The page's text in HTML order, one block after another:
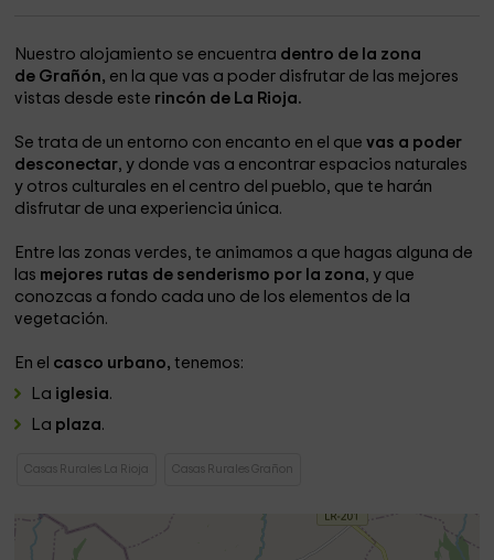
Nuestro alojamiento se encuentra dentro de la zona
de Grañón, en la que vas a poder disfrutar de las mejores
vistas desde este rincón de La Rioja.
Se trata de un entorno con encanto en el quevas a poder
desconectar, y donde vas a encontrar espacios naturales
y otros culturales en el centro del pueblo, que te harán
disfrutar de una experiencia única.
Entre las zonas verdes, te animamos a que hagas alguna de
las mejores rutas de senderismo por la zona, y que
conozcas a fondo cada uno de los elementos de la
vegetación.
En el casco urbano, tenemos:
La iglesia.
La plaza.
Casas Rurales La Rioja Casas Rurales Grañon